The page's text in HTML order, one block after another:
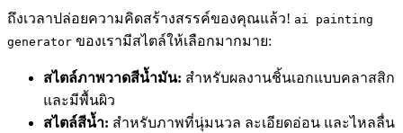
ถึงเวลาปล่อยความคิดสร้างสรรค์ของคุณแล้ว! ai painting
generator ของเรามีสไตล์ให้เลือกมากมาย:
สไตล์ภาพวาดสีน้ำมัน: สำหรับผลงานชิ้นเอกแบบคลาสสิก
และมีพื้นผิว
สไตล์สีน้ำ: สำหรับภาพที่นุ่มนวล ละเอียดอ่อน และไหลลื่น